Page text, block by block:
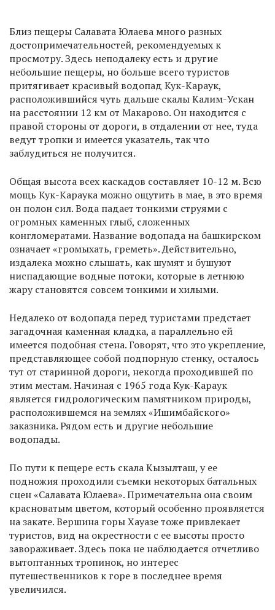
Близ пещеры Салавата Юлаева много разных
достопримечательностей, рекомендуемых к
просмотру. Здесь неподалеку есть и другие
небольшие пещеры, но больше всего туристов
притягивает красивый водопад Кук-Караук,
расположившийся чуть дальше скалы Калим-Ускан
на расстоянии 12 км от Макарово. Он находится с
правой стороны от дороги, в отдалении от нее, туда
ведут тропки и имеется указатель, так что
заблудиться не получится.
Общая высота всех каскадов составляет 10-12 м. Всю
мощь Кук-Караука можно ощутить в мае, в это время
он полон сил. Вода падает тонкими струями с
огромных каменных глыб, сложенных
конгломератами. Название водопада на башкирском
означает «громыхать, греметь». Действительно,
издалека можно слышать, как шумят и бушуют
ниспадающие водные потоки, которые в летнюю
жару становятся совсем тонкими и хилыми.
Недалеко от водопада перед туристами предстает
загадочная каменная кладка, а параллельно ей
имеется подобная стена. Говорят, что это укрепление,
представляющее собой подпорную стенку, осталось
тут от старинной дороги, некогда проходившей по
этим местам. Начиная с 1965 года Кук-Караук
является гидрологическим памятником природы,
расположившемся на землях «Ишимбайского»
заказника. Рядом есть и другие небольшие
водопады.
По пути к пещере есть скала Кызылташ, у ее
подножия проходили съемки некоторых батальных
сцен «Салавата Юлаева». Примечательна она своим
красноватым цветом, который особенно проявляется
на закате. Вершина горы Хауазе тоже привлекает
туристов, вид на окрестности с ее высоты просто
завораживает. Здесь пока не наблюдается отчетливо
вытоптанных тропинок, но интерес
путешественников к горе в последнее время
увеличился.